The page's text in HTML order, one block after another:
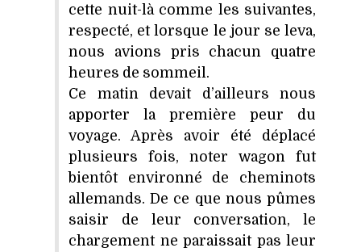
cette nuit-là comme les suivantes,
respecté, et lorsque le jour se leva,
nous avions pris chacun quatre
heures de sommeil.
Ce matin devait d’ailleurs nous
apporter la première peur du
voyage. Après avoir été déplacé
plusieurs fois, noter wagon fut
bientôt environné de cheminots
allemands. De ce que nous pûmes
saisir de leur conversation, le
chargement ne paraissait pas leur